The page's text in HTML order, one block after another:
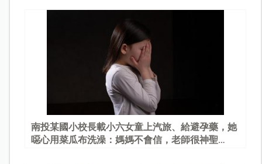
南投某國小校長載小六女童上汽旅、給避孕藥，她
噁心用菜瓜布洗澡：媽媽不會信，老師很神聖…